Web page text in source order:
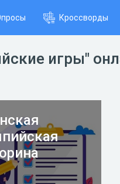
Кроссворды
игры"